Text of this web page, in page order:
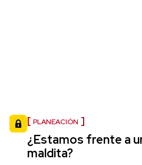
PLANEACIÓN
¿Estamos frente a
maldita?